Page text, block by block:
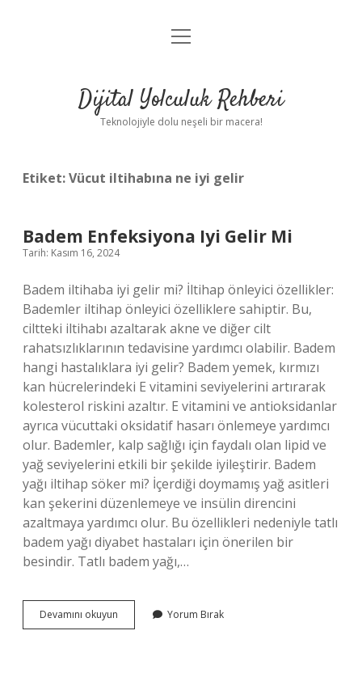
Anasayfa
Yasal Uyarı
menüyü
Dijital Yolculuk Rehberi
Teknolojiyle dolu neşeli bir macera!
Etiket:Vücut iltihabına ne iyi gelir
Badem Enfeksiyona Iyi Gelir Mi
Tarih: Kasım 16, 2024
Badem iltihaba iyi gelir mi? İltihap önleyici özellikler:
Bademler iltihap önleyici özelliklere sahiptir. Bu,
ciltteki iltihabı azaltarak akne ve diğer cilt
rahatsızlıklarının tedavisine yardımcı olabilir. Badem
hangi hastalıklara iyi gelir? Badem yemek, kırmızı
kan hücrelerindeki E vitamini seviyelerini artırarak
kolesterol riskini azaltır. E vitamini ve antioksidanlar
ayrıca vücuttaki oksidatif hasarı önlemeye yardımcı
olur. Bademler, kalp sağlığı için faydalı olan lipid ve
yağ seviyelerini etkili bir şekilde iyileştirir. Badem
yağı iltihap söker mi? İçerdiği doymamış yağ asitleri
kan şekerini düzenlemeye ve insülin direncini
azaltmaya yardımcı olur. Bu özellikleri nedeniyle tatlı
badem yağı diyabet hastaları için önerilen bir
besindir. Tatlı badem yağı,…
Devamını okuyun
Enfeksiyona
Yorum Bırak